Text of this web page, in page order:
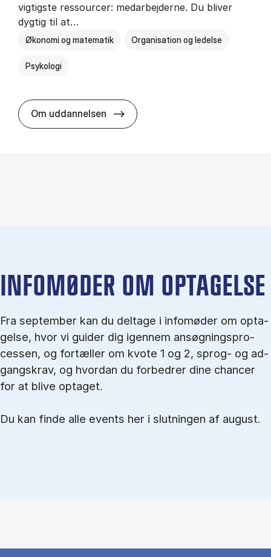
vigtigste ressourcer: medarbejderne. Du bliver
dygtig til at…
Økonomi og matematik Organisation og ledelse
Psykologi
Om uddannelsen HA(psyk.) - erhvervs­økonomi og
IN­FO­MØ­DER OM OP­TA­GEL­SE
Fra september kan du del­tage i in­fo­mø­der om op­ta­
gel­se, hvor vi gu­i­der dig igen­nem an­søg­nings­pro­
ces­sen, og for­tæl­ler om kvo­te 1 og 2, sprog- og ad­
gangs­krav, og hvordan du forbedrer dine chancer
for at blive optaget.
Du kan finde alle events her i slutningen af august.